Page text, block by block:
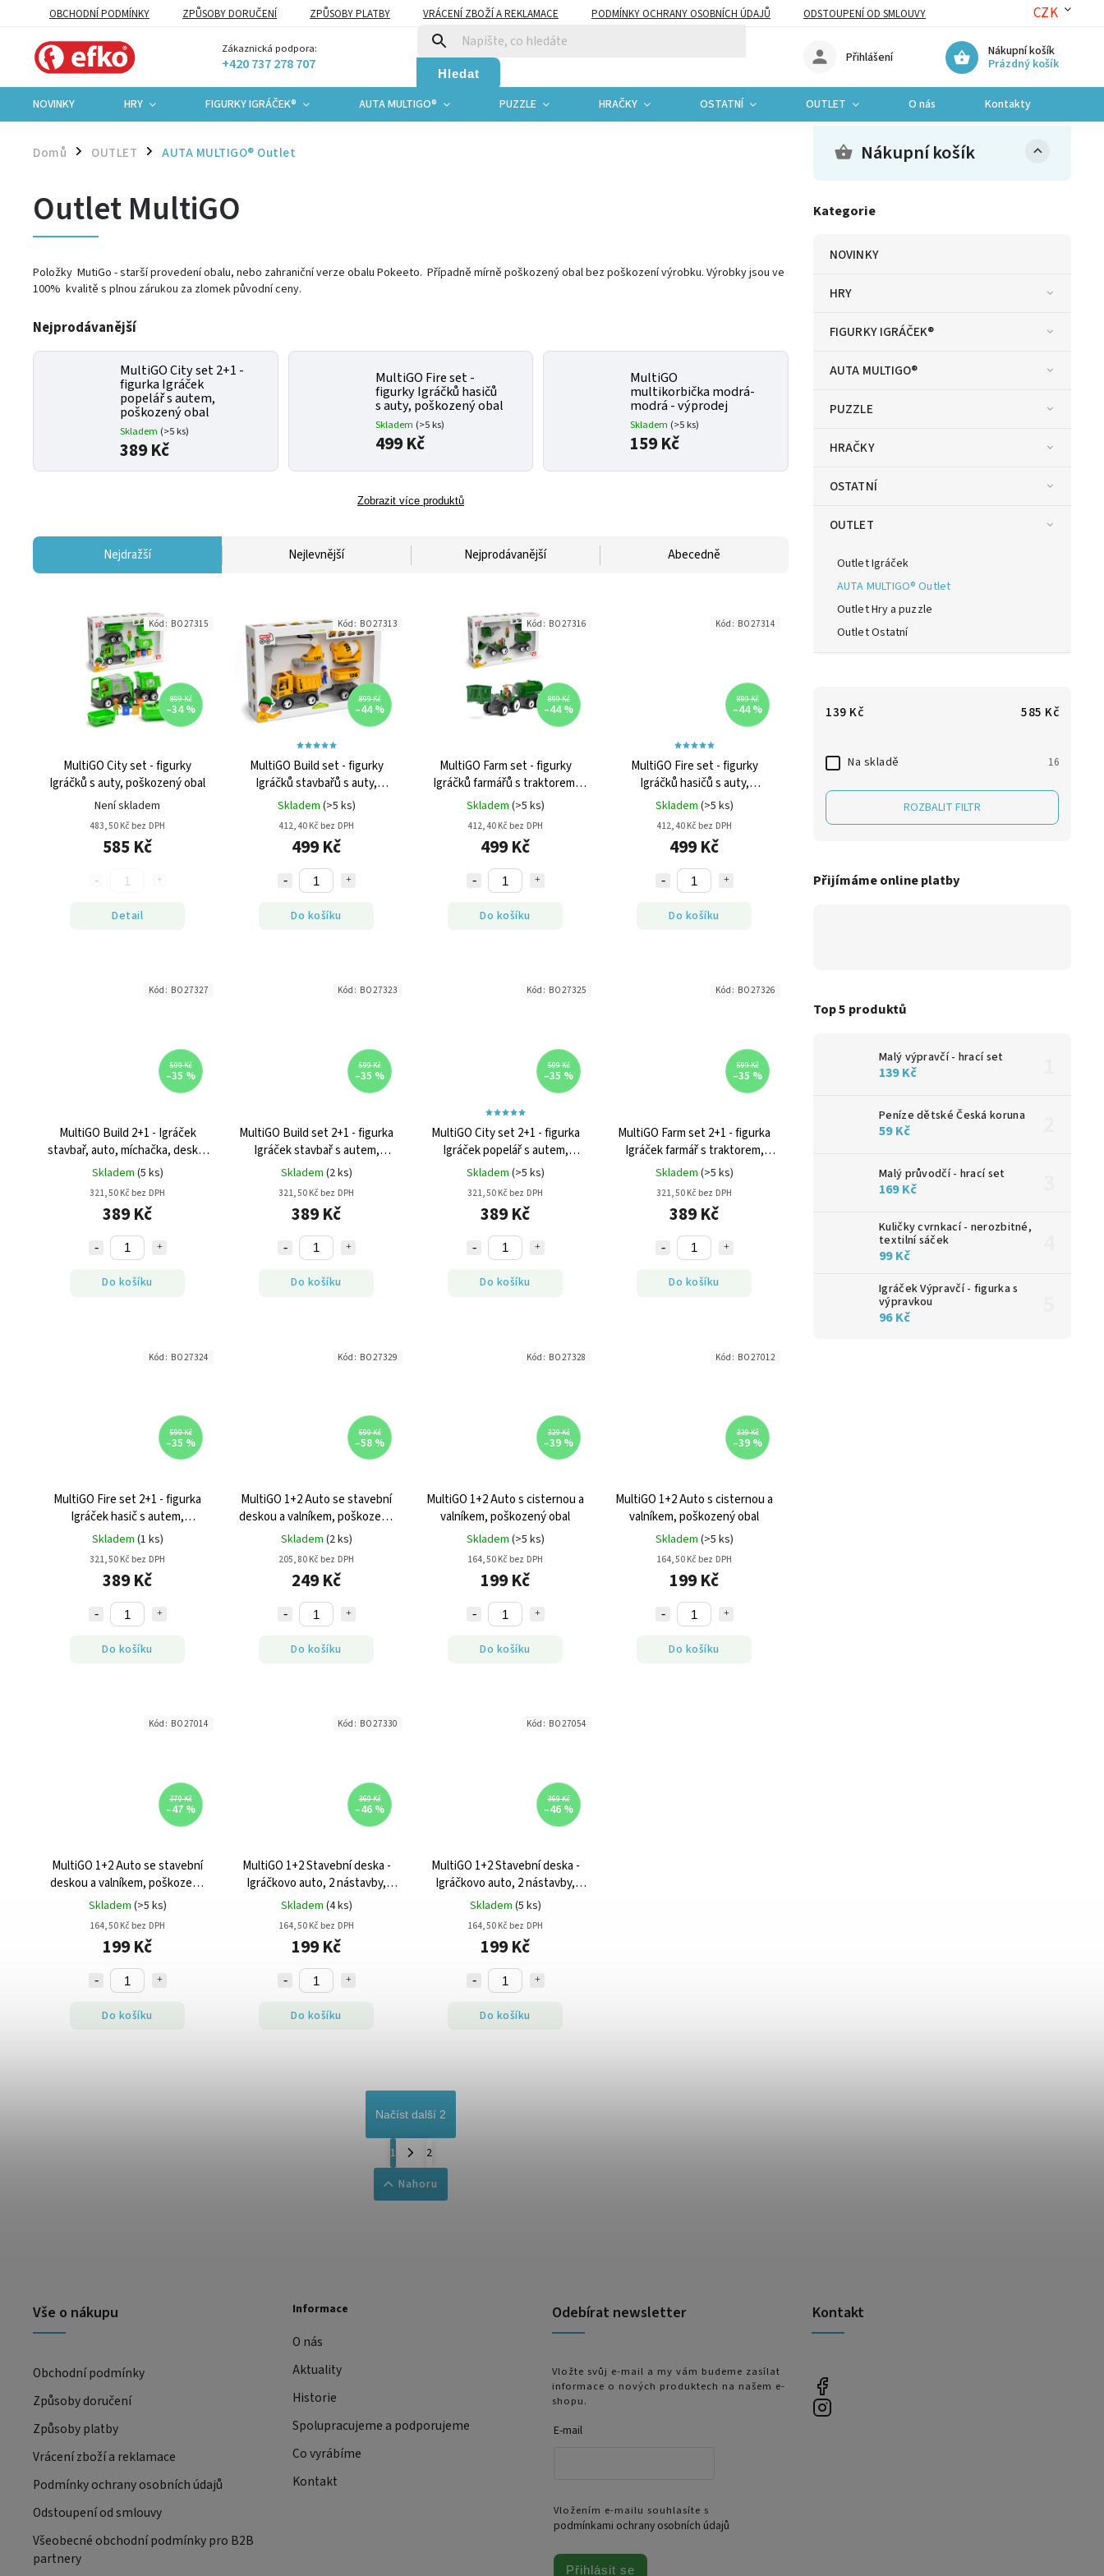
OBCHODNÍ PODMÍNKY ZPŮSOBY DORUČENÍ ZPŮSOBY PLATBY VRÁCENÍ ZBOŽÍ A REKLAMACE PODMÍNKY OCHRANY OSOBNÍCH ÚDAJŮ
ODSTOUPENÍ OD SMLOUVY
HODNOCENÍ OBCHODU
CZK
Zákaznická podpora:
+420 737 278 707 Hledat
Nákupní košík
Prázdný košík
Přihlášení
NOVINKY HRY FIGURKY IGRÁČEK® AUTA MULTIGO® PUZZLE HRAČKY OSTATNÍ OUTLET O nás Kontakty
Domů / OUTLET / AUTA MULTIGO® Outlet Nákupní košík
Kategorie
NOVINKY
HRY
FIGURKY IGRÁČEK®
AUTA MULTIGO®
PUZZLE
HRAČKY
OSTATNÍ
OUTLET
Outlet Igráček
AUTA MULTIGO® Outlet
Outlet Hry a puzzle
Outlet Ostatní
139 Kč 585 Kč
Na skladě 16
ROZBALIT FILTR
Přijímáme online platby
Top 5 produktů
Malý výpravčí - hrací set
139 Kč
Peníze dětské Česká koruna
59 Kč
Malý průvodčí - hrací set
169 Kč
Kuličky cvrnkací - nerozbitné,
textilní sáček
99 Kč
Igráček Výpravčí - figurka s
výpravkou
96 Kč
Outlet MultiGO
Položky MutiGo - starší provedení obalu, nebo zahraniční verze obalu Pokeeto. Případně mírně poškozený obal bez poškození výrobku. Výrobky jsou ve
100% kvalitě s plnou zárukou za zlomek původní ceny.
Nejprodávanější
MultiGO City set 2+1 -
figurka Igráček
popelář s autem,
poškozený obal
Skladem (>5 ks)
389 Kč
MultiGO Fire set -
figurky Igráčků hasičů
s auty, poškozený obal
Skladem (>5 ks)
499 Kč
MultiGO
multikorbička modrá-
modrá - výprodej
Skladem (>5 ks)
159 Kč
Zobrazit více produktů
Nejdražší Nejlevnější Nejprodávanější Abecedně
899 Kč
–34 %
MultiGO City set - figurky
Igráčků s auty, poškozený obal
Není skladem
483,50 Kč bez DPH
585 Kč
Detail
Kód: BO27315
899 Kč
–44 %
MultiGO Build set - figurky
Igráčků stavbařů s auty,
poškozený obal
Skladem (>5 ks)
412,40 Kč bez DPH
499 Kč
Do košíku
Kód: BO27313
899 Kč
–44 %
MultiGO Farm set - figurky
Igráčků farmářů s traktorem,
poškozený obal
Skladem (>5 ks)
412,40 Kč bez DPH
499 Kč
Do košíku
Kód: BO27316
899 Kč
–44 %
MultiGO Fire set - figurky
Igráčků hasičů s auty,
poškozený obal
Skladem (>5 ks)
412,40 Kč bez DPH
499 Kč
Do košíku
Kód: BO27314
599 Kč
–35 %
MultiGO Build 2+1 - Igráček
stavbař, auto, míchačka, deska,
poškozený obal
Skladem (5 ks)
321,50 Kč bez DPH
389 Kč
Do košíku
Kód: BO27327
599 Kč
–35 %
MultiGO Build set 2+1 - figurka
Igráček stavbař s autem,
poškozený obal
Skladem (2 ks)
321,50 Kč bez DPH
389 Kč
Do košíku
Kód: BO27323
599 Kč
–35 %
MultiGO City set 2+1 - figurka
Igráček popelář s autem,
poškozený obal
Skladem (>5 ks)
321,50 Kč bez DPH
389 Kč
Do košíku
Kód: BO27325
599 Kč
–35 %
MultiGO Farm set 2+1 - figurka
Igráček farmář s traktorem,
poškozený obal
Skladem (>5 ks)
321,50 Kč bez DPH
389 Kč
Do košíku
Kód: BO27326
599 Kč
–35 %
MultiGO Fire set 2+1 - figurka
Igráček hasič s autem,
poškozený obal
Skladem (1 ks)
321,50 Kč bez DPH
389 Kč
Do košíku
Kód: BO27324
599 Kč
–58 %
MultiGO 1+2 Auto se stavební
deskou a valníkem, poškozený
obal
Skladem (2 ks)
205,80 Kč bez DPH
249 Kč
Do košíku
Kód: BO27329
329 Kč
–39 %
MultiGO 1+2 Auto s cisternou a
valníkem, poškozený obal
Skladem (>5 ks)
164,50 Kč bez DPH
199 Kč
Do košíku
Kód: BO27328
329 Kč
–39 %
MultiGO 1+2 Auto s cisternou a
valníkem, poškozený obal
Skladem (>5 ks)
164,50 Kč bez DPH
199 Kč
Do košíku
Kód: BO27012
379 Kč
–47 %
MultiGO 1+2 Auto se stavební
deskou a valníkem, poškozený
obal
Skladem (>5 ks)
164,50 Kč bez DPH
199 Kč
Do košíku
Kód: BO27014
369 Kč
–46 %
MultiGO 1+2 Stavební deska -
Igráčkovo auto, 2 nástavby,
kostky, poškozený obal
Skladem (4 ks)
164,50 Kč bez DPH
199 Kč
Do košíku
Kód: BO27330
369 Kč
–46 %
MultiGO 1+2 Stavební deska -
Igráčkovo auto, 2 nástavby,
kostky, poškozený obal
Skladem (5 ks)
164,50 Kč bez DPH
199 Kč
Do košíku
Kód: BO27054
Načíst další 2
1
2
Nahoru
Vše o nákupu
Obchodní podmínky
Způsoby doručení
Způsoby platby
Vrácení zboží a reklamace
Podmínky ochrany osobních údajů
Odstoupení od smlouvy
Všeobecné obchodní podmínky pro B2B
partnery
Informace
O nás
Aktuality
Historie
Spolupracujeme a podporujeme
Co vyrábíme
Kontakt
Odebírat newsletter
Vložte svůj e-mail a my vám budeme zasílat
informace o nových produktech na našem e-
shopu.
E-mail
Vložením e-mailu souhlasíte s
podmínkami ochrany osobních údajů
Přihlásit se
Kontakt